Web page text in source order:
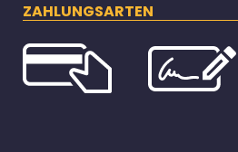
ZAHLUNGSARTEN